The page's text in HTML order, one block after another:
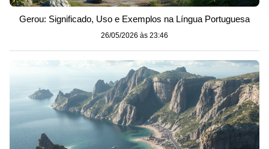
Gerou: Significado, Uso e Exemplos na Língua Portuguesa
26/05/2026 às 23:46